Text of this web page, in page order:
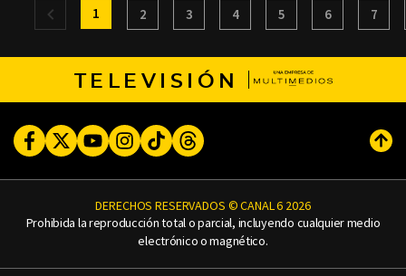
1 2 3 4 5 6 7
TELEVISIÓN
FacebookTwitterYoutubeInstagram
TikTokThreads
DERECHOS RESERVADOS © CANAL 6 2026
Prohibida la reproducción total o parcial, incluyendo cualquier medio
electrónico o magnético.